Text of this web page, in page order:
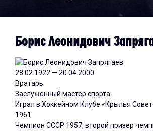
Борис Леонидович
28.02.1922 — 20.04.2000
Вратарь
Заслуженный мастер спорта
Играл в Хоккейном Клубе «Крылья
1961.
Чемпион СССР 1957, второй призер